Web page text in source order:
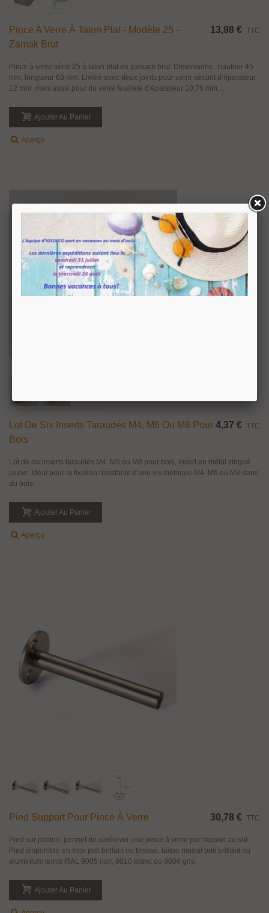
Pince A Verre À Talon Plat - Modèle 25 -
Zamak Brut
13,98 € TTC
Pince à verre série 25 à talon plat en zamack brut. Dimensions : hauteur 45
mm, longueur 63 mm. Livrée avec deux joints pour verre sécurit d’épaisseur
12 mm mais aussi pour du verre feuilleté d’épaisseur 10.76 mm,...
Ajouter Au Panier
Aperçu
Lot De Six Inserts Taraudés M4, M6 Ou M8 Pour
Bois
4,37 € TTC
Lot de six inserts taraudés M4, M6 ou M8 pour bois, insert en métal zingué
jaune. Idéal pour la fixation résistante d'une vis métrique M4, M6 ou M8 dans
du bois.
Ajouter Au Panier
Aperçu
Pied Support Pour Pince À Verre 30,78 € TTC
Pied sur platine, permet de surélever une pince à verre par rapport au sol.
Pied disponible en Inox poli brillant ou brossé, laiton massif poli brillant ou
aluminium teinte RAL 9005 noir, 9010 blanc ou 9006 gris.
Ajouter Au Panier